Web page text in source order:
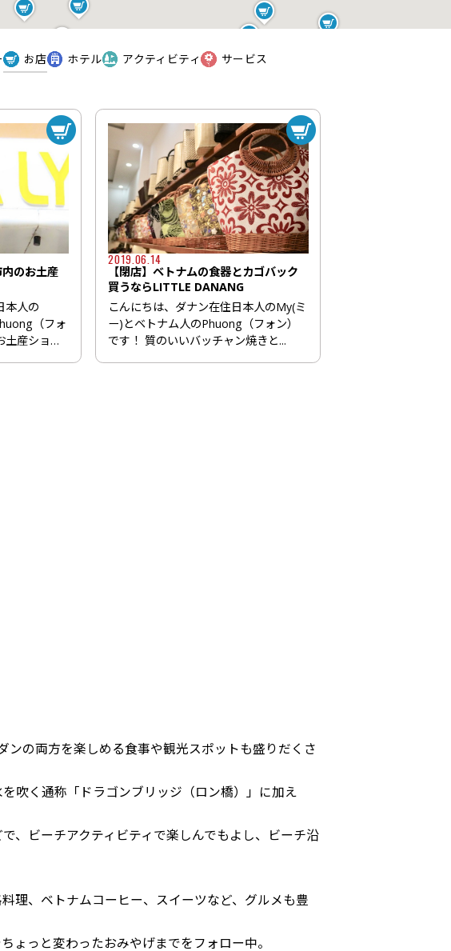
お店 ホテル アクティビティ
サービス
のお土産
本人の
（フォ
土産ショ
2019.06.14
【閉店】ベトナムの食器とカゴバック
買うならLITTLE DANANG
こんにちは、ダナン在住日本人のMy(ミ
ー)とベトナム人のPhuong（フォン）
です！ 質のいいバッチャン焼きと...
の両方を楽しめる食事や観光スポットも盛りだくさ
吹く通称「ドラゴンブリッジ（ロン橋）」に加え
、ビーチアクティビティで楽しんでもよし、ビーチ沿
理、ベトナムコーヒー、スイーツなど、グルメも豊
ょっと変わったおみやげまでをフォロー中。